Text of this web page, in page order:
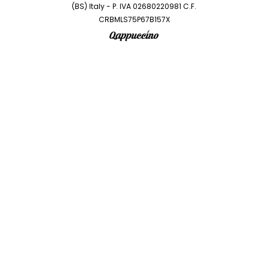
(BS) Italy - P. IVA 02680220981 C.F.
CRBMLS75P67B157X